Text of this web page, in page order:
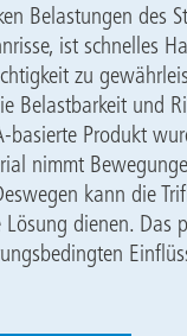
Belastungen des
ist schnelles
zu
Belastbarkeit und
basierte Produkt
nimmt
kann die
dienen. Das